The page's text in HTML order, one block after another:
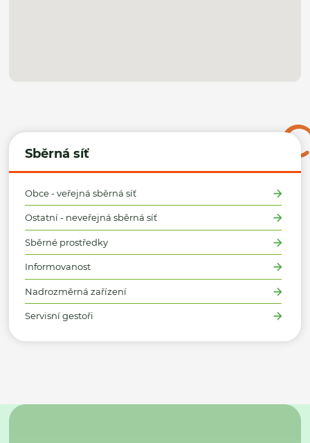
Sběrná síť
Obce - veřejná sběrná síť
Ostatní - neveřejná sběrná síť
Sběrné prostředky
Informovanost
Nadrozměrná zařízení
Servisní gestoři